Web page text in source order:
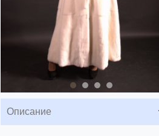
Описание